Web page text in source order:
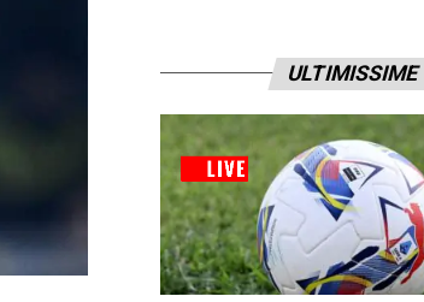
ULTIMISSIME